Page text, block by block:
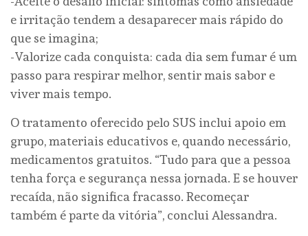
e irritação tendem a desaparecer mais rápido do
que se imagina;
-Valorize cada conquista: cada dia sem fumar é um
passo para respirar melhor, sentir mais sabor e
viver mais tempo.
O tratamento oferecido pelo SUS inclui apoio em
grupo, materiais educativos e, quando necessário,
medicamentos gratuitos. “Tudo para que a pessoa
tenha força e segurança nessa jornada. E se houver
recaída, não significa fracasso. Recomeçar
também é parte da vitória”, conclui Alessandra.